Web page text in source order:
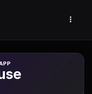
Whatsapp